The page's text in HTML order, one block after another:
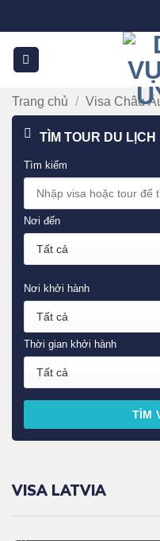
qua
nội
dung
Trang chủ / Visa Châu
TÌM TOUR DU LỊCH
Tìm kiếm
Nơi đến
Nơi khởi hành
Thời gian khởi hành
TÌM
VISA LATVIA